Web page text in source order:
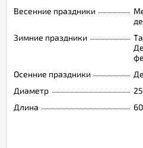
Весенние праздники
Зимние праздники
Осенние праздники
Диаметр
Длина
60